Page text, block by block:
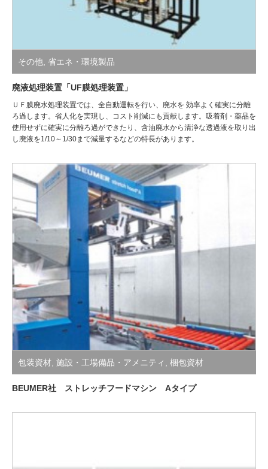
その他 省エネ・環境製品
廃液処理装置「UF膜処理装置」
ＵＦ膜廃水処理装置では、全自動運転を行い、廃水を 効率よく確実に分離
ろ過します。省人化を実現し、コスト削減にも貢献します。吸着剤・薬品を
使用せずに確実に分離ろ過ができたり、含油廃水から清浄な透過液を取り出
し廃液を1/10～1/30まで減量するなどの特長があります。
包装資材 施設・工場備品・アメニティ 梱包資材
BEUMER社 ストレッチフードマシン Aタイプ